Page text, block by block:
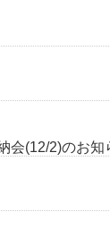
(12/2)のお知